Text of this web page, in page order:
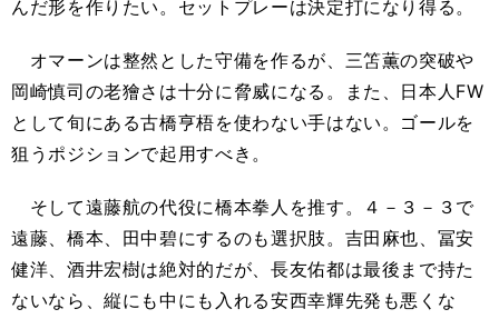
んだ形を作りたい。セットプレーは決定打になり得る。
オマーンは整然とした守備を作るが、三笘薫の突破や
岡崎慎司の老獪さは十分に脅威になる。また、日本人FW
として旬にある古橋亨梧を使わない手はない。ゴールを
狙うポジションで起用すべき。
そして遠藤航の代役に橋本拳人を推す。４－３－３で
遠藤、橋本、田中碧にするのも選択肢。吉田麻也、冨安
健洋、酒井宏樹は絶対的だが、長友佑都は最後まで持た
ないなら、縦にも中にも入れる安西幸輝先発も悪くな